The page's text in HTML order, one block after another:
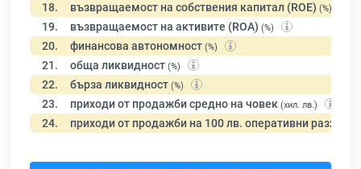
18. възвращаемост на собствения капитал (ROE) (%)
19. възвращаемост на активите (ROA) (%)
20. финансова автономност (%)
21. обща ликвидност (%)
22. бърза ликвидност (%)
23. приходи от продажби средно на човек (хил. лв.)
24. приходи от продажби на 100 лв. оперативни разходи